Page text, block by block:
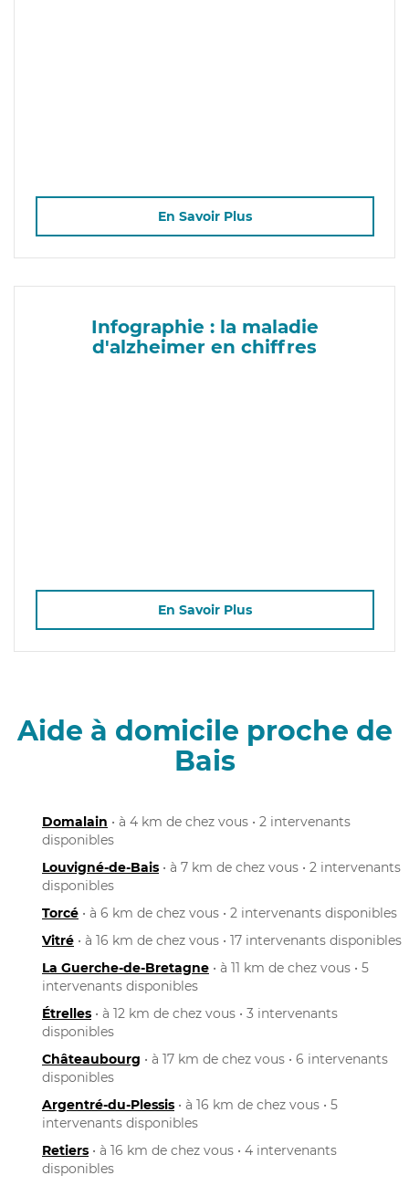
En Savoir Plus
Infographie : la maladie
d'alzheimer en chiffres
En Savoir Plus
Aide à domicile proche de
Bais
Domalain • à 4 km de chez vous • 2 intervenants
disponibles
Louvigné-de-Bais • à 7 km de chez vous • 2 intervenants
disponibles
Torcé • à 6 km de chez vous • 2 intervenants disponibles
Vitré • à 16 km de chez vous • 17 intervenants disponibles
La Guerche-de-Bretagne • à 11 km de chez vous • 5
intervenants disponibles
Étrelles • à 12 km de chez vous • 3 intervenants
disponibles
Châteaubourg • à 17 km de chez vous • 6 intervenants
disponibles
Argentré-du-Plessis • à 16 km de chez vous • 5
intervenants disponibles
Retiers • à 16 km de chez vous • 4 intervenants
disponibles